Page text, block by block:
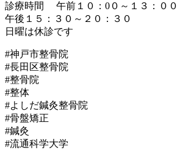
診療時間 午前１０：0０～１３：００
午後１５：３０～２０：３０
日曜は休診です
#神戸市整骨院
#長田区整骨院
#整骨院
#整体
#よしだ鍼灸整骨院
#骨盤矯正
#鍼灸
#流通科学大学